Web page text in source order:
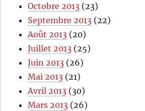
Octobre 2013 (23)
Septembre 2013 (22)
Août 2013 (20)
Juillet 2013 (25)
Juin 2013 (26)
Mai 2013 (21)
Avril 2013 (30)
Mars 2013 (26)